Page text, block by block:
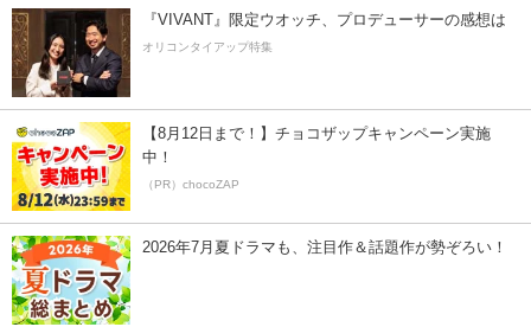
『VIVANT』限定ウオッチ、プロデューサーの感想は
オリコンタイアップ特集
【8月12日まで！】チョコザップキャンペーン実施
中！
（PR）chocoZAP
2026年7月夏ドラマも、注目作＆話題作が勢ぞろい！